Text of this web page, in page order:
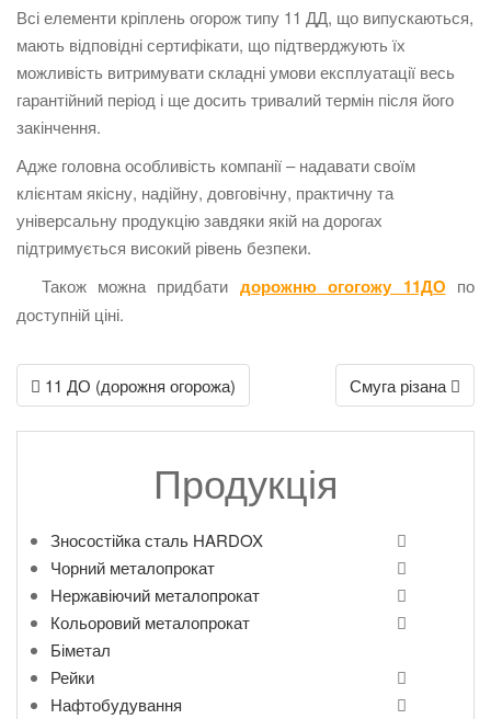
Всі елементи кріплень огорож типу 11 ДД, що випускаються,
мають відповідні сертифікати, що підтверджують їх
можливість витримувати складні умови експлуатації весь
гарантійний період і ще досить тривалий термін після його
закінчення.
Адже головна особливість компанії – надавати своїм
клієнтам якісну, надійну, довговічну, практичну та
універсальну продукцію завдяки якій на дорогах
підтримується високий рівень безпеки.
Також можна придбати дорожню огогожу 11ДО по
доступній ціні.
Post
navigation
11 ДО (дорожня огорожа) Смуга різана
Продукція
Зносостійка сталь HARDOX
Чорний металопрокат
Нержавіючий металопрокат
Кольоровий металопрокат
Біметал
Рейки
Нафтобудування